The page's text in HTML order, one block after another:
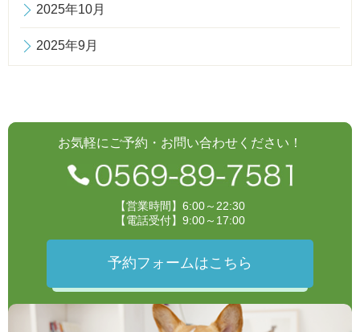
2025年10月
2025年9月
お気軽にご予約・お問い合わせください！
【営業時間】6:00～22:30
【電話受付】9:00～17:00
予約フォームはこちら